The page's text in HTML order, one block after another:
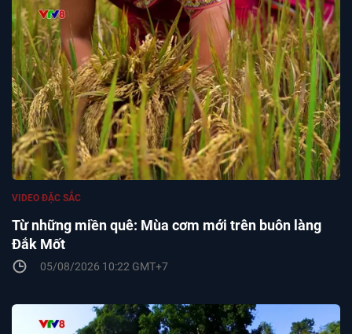
Từ những miền quê: Mùa cơm mới trên buôn làng
Đắk Mốt
VIDEO ĐẶC SẮC
05/08/2026 10:22 GMT+7